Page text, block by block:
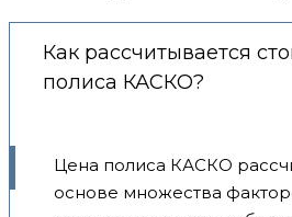
Как рассчитывается
полиса КАСКО?
Цена полиса КАСКО
основе множества